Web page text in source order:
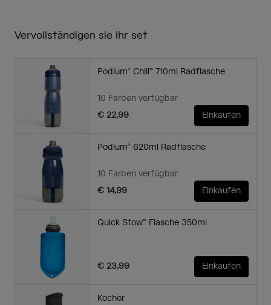
Vervollständigen sie ihr set
Podium® Chill™ 710ml Radflasche
10 Farben verfügbar
€ 22,99
Einkaufen
Podium® 620ml Radflasche
10 Farben verfügbar
€ 14,99
Einkaufen
Quick Stow™ Flasche 350ml
€ 23,99 Einkaufen
Köcher